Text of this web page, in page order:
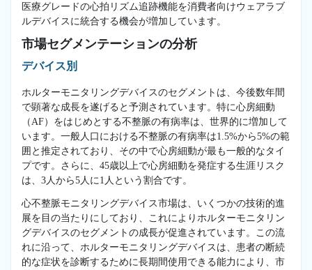
医療グレードの心拍リズム追跡機能を消費者向けウェアラブ
ルデバイスに統合する機会が増加しています。
市場セグメンテーションの分析
デバイス別
ホルターモニタリングデバイスのセグメントは、今後数年間
で顕著な成長を遂げると予測されています。特に心房細動
（AF）をはじめとする不整脈の有病率は、世界的に増加して
います。一般人口における不整脈の有病率は1.5%から5%の範
囲と推定されており、その中で心房細動が最も一般的なタイ
プです。さらに、45歳以上で心房細動を発症する生涯リスク
は、3人から5人に1人という割合です。
心不整脈モニタリングデバイス市場は、いくつかの技術的進
展を目の当たりにしており、これによりホルターモニタリン
グデバイスのセグメントの成長が促進されています。この流
れに沿って、ホルターモニタリングデバイスは、患者の断続
的な症状を診断するために長期間使用できる能力により、市